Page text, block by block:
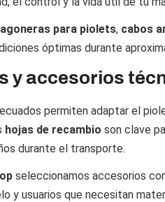
para piolets, cabos
óptimas durante
y accesorios
permiten adaptar el
hojas de recambio son clave
durante el transporte.
seleccionamos accesorios
y usuarios que necesitan